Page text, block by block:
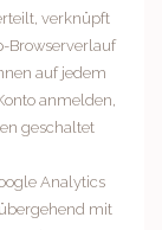
verknüpft
Browserverlauf
auf jedem
anmelden,
geschaltet
Analytics
mit